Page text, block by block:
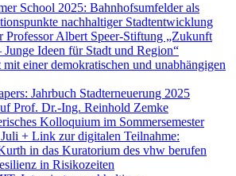
School 2025: Bahnhofsumfelder als
nachhaltiger Stadtentwicklung
Professor Albert Speer-Stiftung „Zukunft
Junge Ideen für Stadt und Region“
mit einer demokratischen und unabhängigen
Jahrbuch Stadterneuerung 2025
Prof. Dr.-Ing. Reinhold Zemke
Kolloquium im Sommersemester
+ Link zur digitalen Teilnahme:
in das Kuratorium des vhw berufen
in Risikozeiten